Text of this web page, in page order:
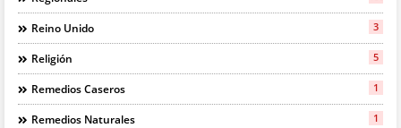
Reino Unido 3
Religión 5
Remedios Caseros 1
Remedios Naturales 1